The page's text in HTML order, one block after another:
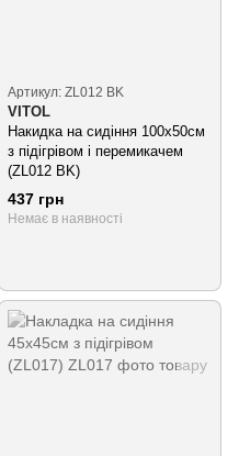
Артикул: ZL012 BK
VITOL
Накидка на сидіння 100x50см
з підігрівом i перемикачем
(ZL012 BK)
437 грн
Немає в наявності